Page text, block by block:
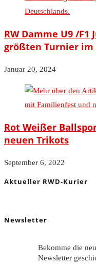
RW Damme U9 /
größten Turnier im
Januar 20, 2024
Rot Weißer
neuen Trikots
September 6, 2022
Aktueller RWD-Kurier
Newsletter
Bekomme die
Newsletter